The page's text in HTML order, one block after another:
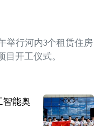
举行河内3个租赁住房
开工仪式。
智能奥